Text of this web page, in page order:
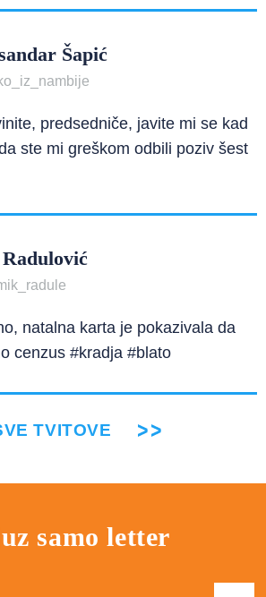
Šapić
predsedniče, javite mi se kad
ste mi greškom odbili poziv šest
Radulović
natalna karta je pokazivala da
cenzus #kradja #blato
TVITOVE
samo letter